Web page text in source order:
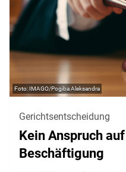
IMAGO/Pogiba Aleksandra
Gerichtsentscheidung
Kein Anspruch
Beschäftigung